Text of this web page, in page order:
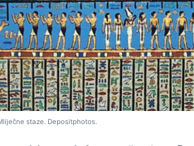
staze. Depositphotos.